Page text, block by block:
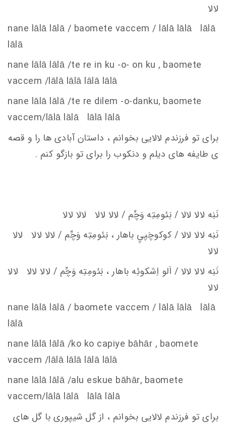
لالا
nane lālā lālā / baomete vaccem / lālā lālā lālā
lālā
nane lālā lālā /te re in ku -o- on ku , baomete
vaccem /lālā lālā lālā lālā
nane lālā lālā /te re dilem -o-danku, baomete
vaccem/lālā lālā lālā lālā
برای تو فرزندم لالایی بخوانم ، داستان آبادی ها را و قصه
ی طایفه های دیلم و دنکوب را برای تو بازگو کنم .
نَنِه لالا لالا / بَئومِتِه وَچِّم / لالا لالا لالا لالا
نَنِه لالا لالا / كوكوچَپيِ باهار ، بَئومِتِه وَچِّم / لالا لالا لالا
لالا
نَنِه لالا لالا / اَلو اِشكوئِه باهار ، بَئومِتِه وَچِّم / لالا لالا لالا
لالا
nane lālā lālā / baomete vaccem / lālā lālā lālā
lālā
nane lālā lālā /ko ko capiye bāhār , baomete
vaccem /lālā lālā lālā lālā
nane lālā lālā /alu eskue bāhār, baomete
vaccem/lālā lālā lālā lālā
برای تو فرزندم لالایی بخوانم ، از گل شیپوری با گل های